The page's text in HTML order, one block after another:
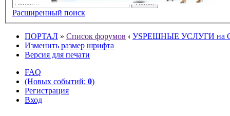
Расширенный поиск
ПОРТАЛ » Список форумов ‹ УSPЕШНЫЕ УСЛУГИ на
Изменить размер шрифта
Версия для печати
FAQ
(Новых событий: 0)
Регистрация
Вход